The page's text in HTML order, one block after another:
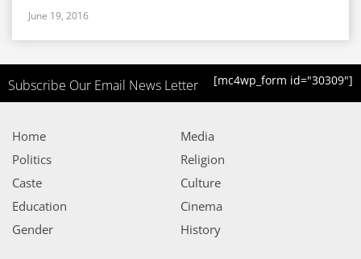
June 19, 2016
Subscribe Our Email News Letter [mc4wp_form id="30309"]
Home
Politics
Caste
Education
Gender
Media
Religion
Culture
Cinema
History